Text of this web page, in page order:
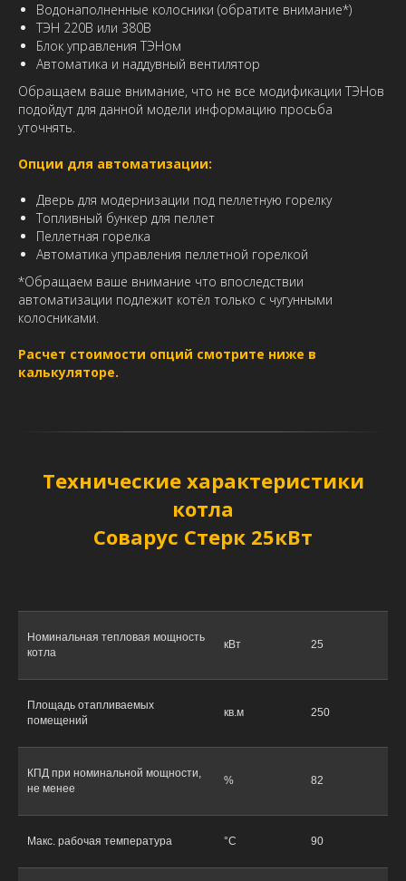
Водонаполненные колосники (обратите внимание*)
ТЭН 220B или 380B
Блок управления ТЭНом
Автоматика и наддувный вентилятор
Обращаем ваше внимание, что не все модификации ТЭНов
подойдут для данной модели информацию просьба
уточнять.
Опции для автоматизации:
Дверь для модернизации под пеллетную горелку
Топливный бункер для пеллет
Пеллетная горелка
Автоматика управления пеллетной горелкой
*Обращаем ваше внимание что впоследствии
автоматизации подлежит котёл только с чугунными
колосниками.
Расчет стоимости опций смотрите ниже в
калькуляторе.
Технические характеристики
котла
Соварус Стерк 25кВт
Номинальная тепловая мощность
котла
кВт 25
Площадь отапливаемых
помещений
кв.м 250
КПД при номинальной мощности,
не менее
% 82
Макс. рабочая температура °C 90